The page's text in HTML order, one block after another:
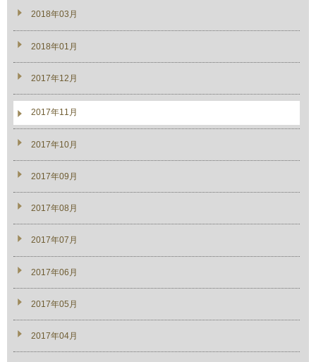
2018年03月
2018年01月
2017年12月
2017年11月
2017年10月
2017年09月
2017年08月
2017年07月
2017年06月
2017年05月
2017年04月